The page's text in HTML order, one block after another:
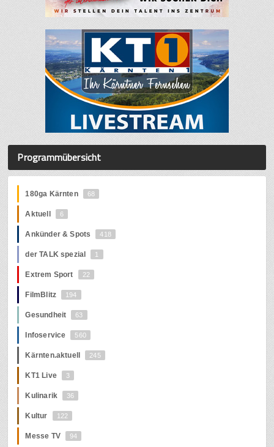
Programmübersicht
180ga Kärnten 68
Aktuell 6
Ankünder & Spots 418
der TALK spezial 1
Extrem Sport 22
FilmBlitz 194
Gesundheit 63
Infoservice 560
Kärnten.aktuell 245
KT1 Live 3
Kulinarik 36
Kultur 122
Messe TV 94